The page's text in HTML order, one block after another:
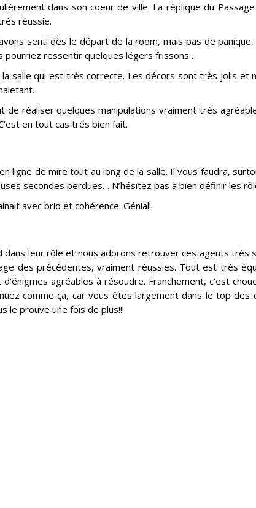
dans son coeur de ville. La réplique du
réussie.
senti dès le départ de la room, mais pas de
pourriez ressentir quelques légers frissons…
la salle qui est très correcte. Les décors sont très jolis et
réaliser quelques manipulations vraiment très
en tout cas très bien fait.
ligne de mire tout au long de la salle. Il vous faudra,
secondes perdues… N’hésitez pas à bien définir les
avec brio et cohérence. Génial!
leur rôle et nous adorons retrouver ces agents très
des précédentes, vraiment réussies. Tout est très
agréables à résoudre. Franchement, c’est
comme ça, car vous êtes largement dans le top des
le prouve une fois de plus!!!